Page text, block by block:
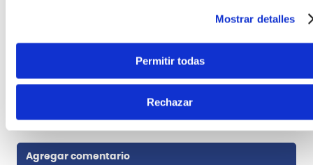
Mostrar detalles
Permitir todas
Rechazar
Cantidad de cuerdas